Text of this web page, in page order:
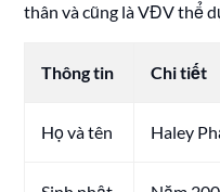
thân và cũng là VĐV thể
Thông tin Chi tiết
Họ và tên Haley